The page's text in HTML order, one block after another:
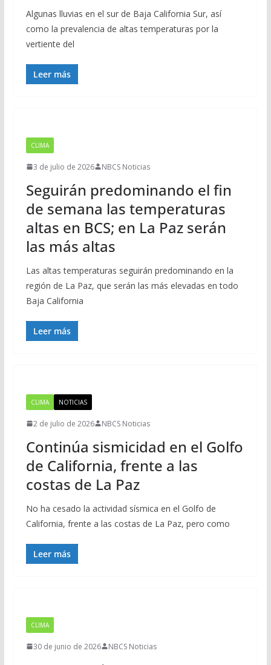
Algunas lluvias en el sur de Baja California Sur, así
como la prevalencia de altas temperaturas por la
vertiente del
Leer más
CLIMA
3 de julio de 2026 NBCS Noticias
Seguirán predominando el fin
de semana las temperaturas
altas en BCS; en La Paz serán
las más altas
Las altas temperaturas seguirán predominando en la
región de La Paz, que serán las más elevadas en todo
Baja California
Leer más
CLIMA NOTICIAS
2 de julio de 2026 NBCS Noticias
Continúa sismicidad en el Golfo
de California, frente a las
costas de La Paz
No ha cesado la actividad sísmica en el Golfo de
California, frente a las costas de La Paz, pero como
Leer más
CLIMA
30 de junio de 2026 NBCS Noticias